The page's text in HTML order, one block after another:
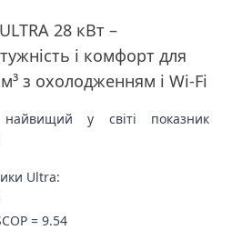
28 кВт –
і комфорт для
з охолодженням і Wi-Fi
у світі показник
Ultra:
= 9.54